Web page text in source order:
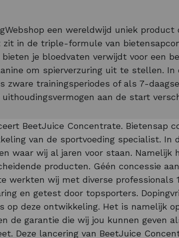
een wereldwijd uniek product
in de triple-formule van
je bloedvaten verwijdt voor een
om spierverzuring uit te stellen. In
trainingsperiodes of als 7-
aan de start
BeetJuice Concentrate. Bietensap
van de sportvoeding specialist. In
waar wij al jaren voor staan. Namelijk
producten. Géén concessie
werkten wij met diverse professionals
en getest door topsporters.
op deze ontwikkeling. Het is namelijk
de garantie die wij jou kunnen geven
Deze lancering van BeetJuice